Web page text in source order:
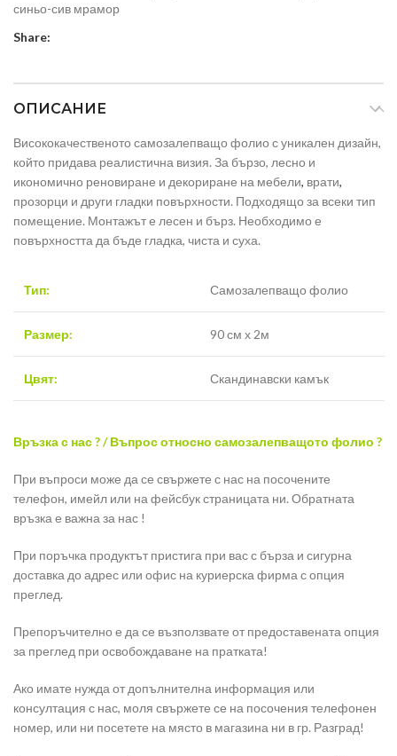
синьо-сив мрамор
Share:
ОПИСАНИЕ
Висококачественото самозалепващо фолио с уникален дизайн,
който придава реалистична визия. За бързо, лесно и
икономично реновиране и декориране на мебели, врати,
прозорци и други гладки повърхности. Подходящо за всеки тип
помещение. Монтажът е лесен и бърз. Необходимо е
повърхността да бъде гладка, чиста и суха.
Тип: Самозалепващо фолио
Размер: 90 см х 2м
Цвят: Скандинавски камък
Връзка с нас ? / Въпрос относно самозалепващото фолио ?
При въпроси може да се свържете с нас на посочените
телефон, имейл или на фейсбук страницата ни. Обратната
връзка е важна за нас !
При поръчка продуктът пристига при вас с бърза и сигурна
доставка до адрес или офис на куриерска фирма с опция
преглед.
Препоръчително е да се възползвате от предоставената опция
за преглед при освобождаване на пратката!
Ако имате нужда от допълнителна информация или
консултация с нас, моля свържете се на посочения телефонен
номер, или ни посетете на място в магазина ни в гр. Разград!